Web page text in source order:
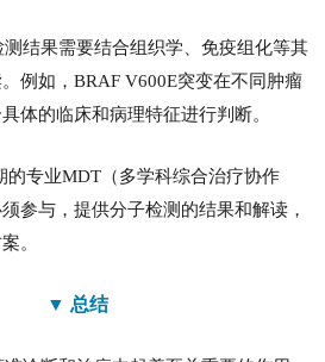
结果需要结合组织学、免疫组化等其
例如，BRAF V600E突变在不同肿瘤
体的临床和病理特征进行判断。
的专业MDT（多学科综合治疗协作
参与，提供分子检测的结果和解读，
。
▼ 总结